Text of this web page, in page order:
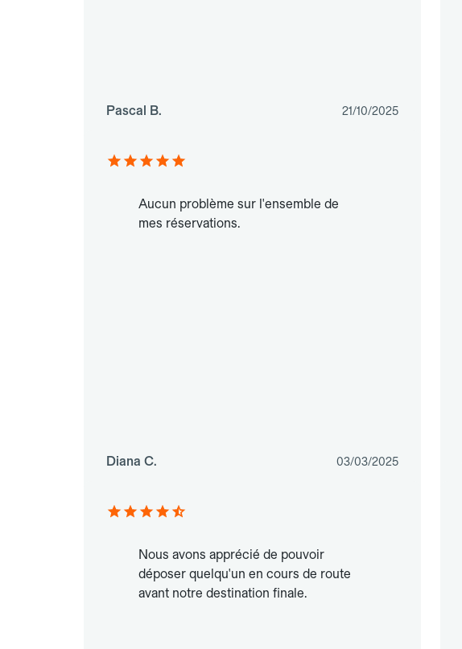
Pascal B. 21/10/2025
Aucun problème sur l'ensemble de
mes réservations.
Diana C. 03/03/2025
Nous avons apprécié de pouvoir
déposer quelqu'un en cours de route
avant notre destination finale.